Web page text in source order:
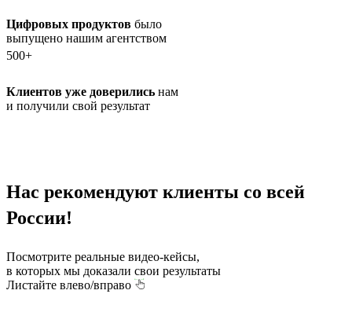
Цифровых продуктов было
выпущено нашим агентством
500+
Клиентов уже доверились нам
и получили свой результат
Нас рекомендуют клиенты со всей
России!
Посмотрите реальные видео-кейсы,
в которых мы доказали свои результаты
Листайте влево/вправо